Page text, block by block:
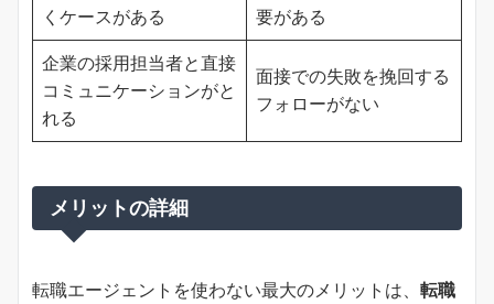
くケースがある
要がある
企業の採用担当者と直接
コミュニケーションがと
れる
面接での失敗を挽回する
フォローがない
メリットの詳細
転職エージェントを使わない最大のメリットは、 転職